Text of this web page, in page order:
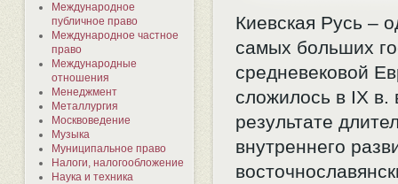
Международное
публичное право
Международное частное
право
Международные
отношения
Менеджмент
Металлургия
Москвоведение
Музыка
Муниципальное право
Налоги, налогообложение
Наука и техника
Киевская Русь –
самых больших
средневековой
сложилось в IX в.
результате
внутреннего